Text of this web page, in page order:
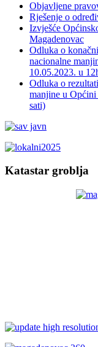
Objavljene
Rješenje o
Izvješće
Magadenovac
Odluka o
nacionalne
10.05.2023. u
Odluka o
manjine u
sati)
Katastar groblja